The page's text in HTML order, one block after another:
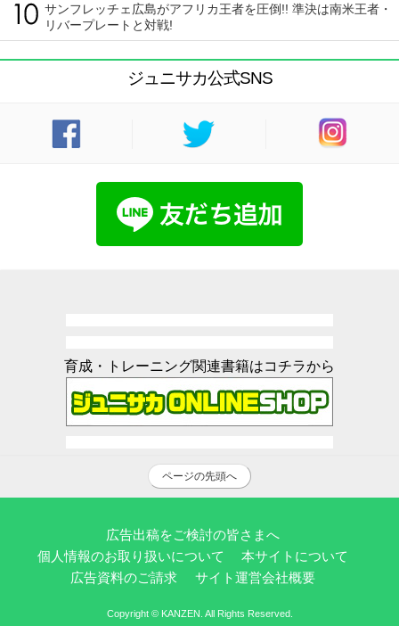
サンフレッチェ広島がアフリカ王者を圧倒!! 準決は南米王者・
リバープレートと対戦!
ジュニサカ公式SNS
育成・トレーニング関連書籍はコチラから
ページの先頭へ
広告出稿をご検討の皆さまへ
個人情報のお取り扱いについて
本サイトについて
広告資料のご請求
サイト運営会社概要
Copyright © KANZEN. All Rights Reserved.